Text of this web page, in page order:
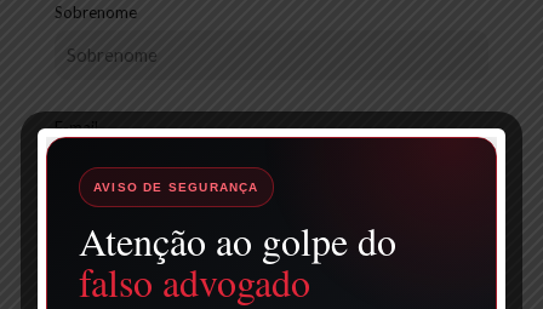
Sobrenome
E-mail
Telefone
AVISO DE SEGURANÇA
Atenção ao golpe do
falso advogado